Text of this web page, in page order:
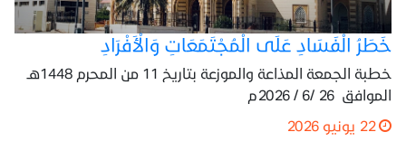
خَطَرُ الْفَسَادِ عَلَى الْمُجْتَمَعَاتِ وَالْأَفْرَادِ
خطبة الجمعة المذاعة والموزعة بتاريخ 11 من المحرم 1448هـ
الموافق 26 /6 / 2026م
22 يونيو 2026